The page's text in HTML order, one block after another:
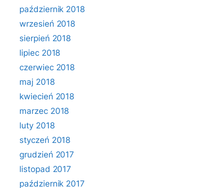
październik 2018
wrzesień 2018
sierpień 2018
lipiec 2018
czerwiec 2018
maj 2018
kwiecień 2018
marzec 2018
luty 2018
styczeń 2018
grudzień 2017
listopad 2017
październik 2017